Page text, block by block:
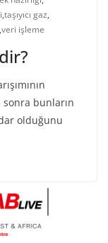
,taşıyıcı gaz,
,veri işleme
bunların
olduğunu